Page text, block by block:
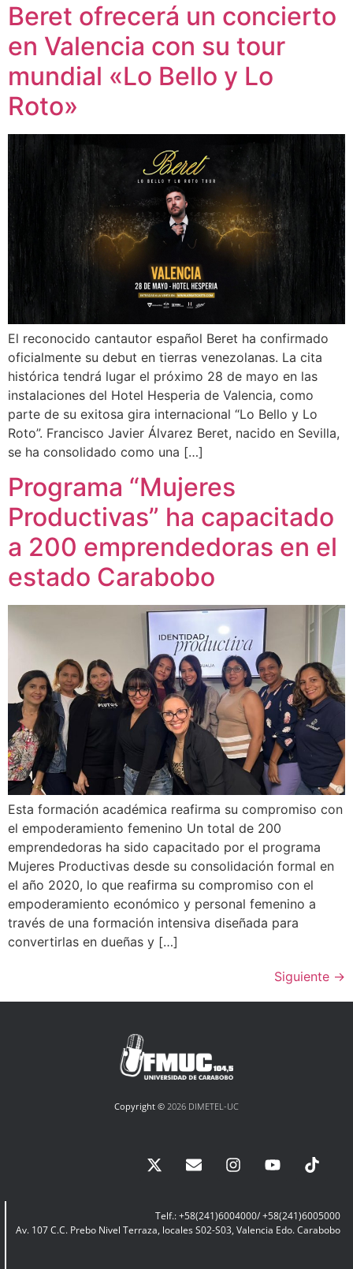
Beret ofrecerá un concierto
en Valencia con su tour
mundial «Lo Bello y Lo
Roto»
El reconocido cantautor español Beret ha confirmado
oficialmente su debut en tierras venezolanas. La cita
histórica tendrá lugar el próximo 28 de mayo en las
instalaciones del Hotel Hesperia de Valencia, como
parte de su exitosa gira internacional “Lo Bello y Lo
Roto”. Francisco Javier Álvarez Beret, nacido en Sevilla,
se ha consolidado como una […]
Programa “Mujeres
Productivas” ha capacitado
a 200 emprendedoras en el
estado Carabobo
Esta formación académica reafirma su compromiso con
el empoderamiento femenino Un total de 200
emprendedoras ha sido capacitado por el programa
Mujeres Productivas desde su consolidación formal en
el año 2020, lo que reafirma su compromiso con el
empoderamiento económico y personal femenino a
través de una formación intensiva diseñada para
convertirlas en dueñas y […]
Siguiente →
Copyright © 2026 DIMETEL-UC
Telf.: +58(241)6004000/ +58(241)6005000
Av. 107 C.C. Prebo Nivel Terraza, locales S02-S03, Valencia Edo. Carabobo